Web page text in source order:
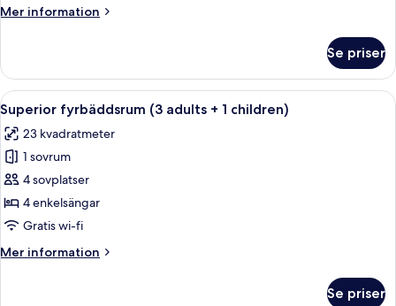
+
Mer information
Mer
fyrbäddsrum
(2
adults
2
children)
Se priser
Öppna
alla
foton
för
Superior
fyrbäddsrum
(3
+
Ett hotellrum med två sängar, ett
12
Superior fyrbäddsrum (3 adults + 1 children)
23 kvadratmeter
1 sovrum
4 sovplatser
4 enkelsängar
Gratis wi-fi
Mer information
Mer
Se priser